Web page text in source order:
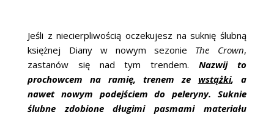
Jeśli z niecierpliwością oczekujesz na suknię ślubną
księżnej Diany w nowym sezonie The Crown,
zastanów się nad tym trendem.
Nazwij to
prochowcem na ramię, trenem ze wstążki, a
nawet nowym podejściem do peleryny. Suknie
ślubne zdobione długimi pasmami materiału